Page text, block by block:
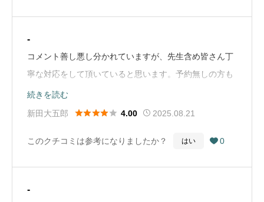
-
コメント善し悪し分かれていますが、先生含め皆さん丁
寧な対応をして頂いていると思います。予約無しの方も
多くいるようですが、場所が良いので混雑は覚悟してい
きましょう。今回は子供の検査で利用しました。10時の
を受けながらで、自分が逆の立場に立ったとき、有り難
続きを読む
新田大五郎
 4.00 2025.08.21
このクチコミは参考になりましたか？ はい  0
-